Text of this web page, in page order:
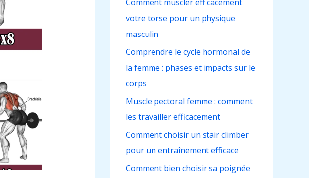
c
h
e
r
:
Comment muscler efficacement
votre torse pour un physique
masculin
Comprendre le cycle hormonal de
la femme : phases et impacts sur le
corps
Muscle pectoral femme : comment
les travailler efficacement
Comment choisir un stair climber
pour un entraînement efficace
Comment bien choisir sa poignée